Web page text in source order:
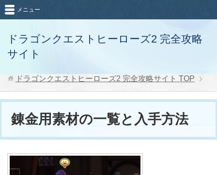
ドラゴンクエストヒーローズ2 完全攻略
サイト
メニュー
ドラゴンクエストヒーローズ2 完全攻略サイト TOP
錬金用素材の一覧と入手方法